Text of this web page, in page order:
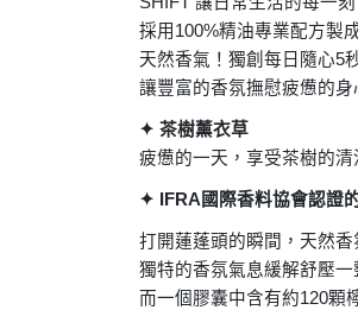
採用 100%精油專業配方製
天然香氣！獨創每日隨心5
讓豐富的香氛撫慰疲憊的身
✦ 茶樹薰衣草
疲憊的一天，享受茶樹的
✦ IFRA 國際香料協會認證
打開蓮蓬頭的瞬間，天然
獨特的香氛氣息緩解舒壓一
而一個膠囊中含有約120顆